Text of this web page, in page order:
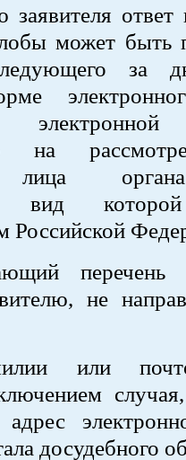
ответ
может быть
за
на
лица
вид
Российской
перечень
не
или
адрес
досудебного